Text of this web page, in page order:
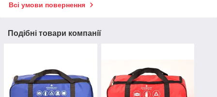
Всі умови повернення
Подібні товари компанії